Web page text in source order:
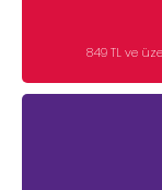
849 TL ve